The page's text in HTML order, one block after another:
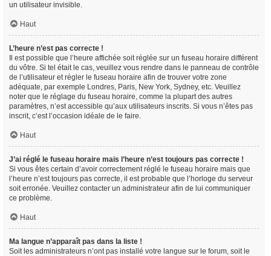
un utilisateur invisible.
Haut
L’heure n’est pas correcte !
Il est possible que l’heure affichée soit réglée sur un fuseau horaire différent
du vôtre. Si tel était le cas, veuillez vous rendre dans le panneau de contrôle
de l’utilisateur et régler le fuseau horaire afin de trouver votre zone
adéquate, par exemple Londres, Paris, New York, Sydney, etc. Veuillez
noter que le réglage du fuseau horaire, comme la plupart des autres
paramètres, n’est accessible qu’aux utilisateurs inscrits. Si vous n’êtes pas
inscrit, c’est l’occasion idéale de le faire.
Haut
J’ai réglé le fuseau horaire mais l’heure n’est toujours pas correcte !
Si vous êtes certain d’avoir correctement réglé le fuseau horaire mais que
l’heure n’est toujours pas correcte, il est probable que l’horloge du serveur
soit erronée. Veuillez contacter un administrateur afin de lui communiquer
ce problème.
Haut
Ma langue n’apparaît pas dans la liste !
Soit les administrateurs n’ont pas installé votre langue sur le forum, soit le